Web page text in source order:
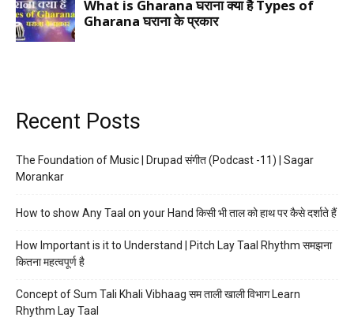
Recent Posts
The Foundation of Music | Drupad संगीत (Podcast -11) | Sagar
Morankar
How to show Any Taal on your Hand किसी भी ताल को हाथ पर कैसे दर्शाते हैं
How Important is it to Understand | Pitch Lay Taal Rhythm समझना
कितना महत्वपूर्ण है
Concept of Sum Tali Khali Vibhaag सम ताली खाली विभाग Learn
Rhythm Lay Taal